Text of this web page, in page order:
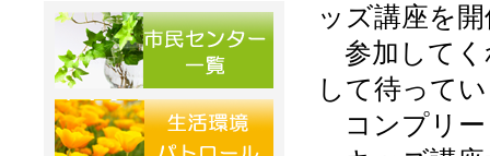
ッズ講座を
参加してく
して待って
コンプリー